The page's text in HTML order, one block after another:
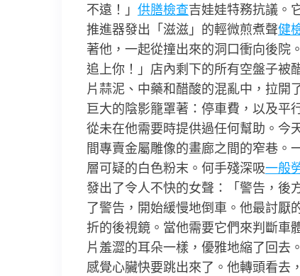
不遠！」 供膳檢查吉娃娃特務抗議。
推進器發出「滋滋」的輕微煎煮聲健
著他，一起從撞出來的洞口衝向後院
追上你！」店內剩下的所有空盤子被
片蒜泥、中藥和醋酸的混亂中，拉開
巨大的陰影籠罩著：停車費，以及平
從未在他需要時提供過任何幫助。今
間專賣金屬雕像的畫廊之間的窄巷。
層可疑的白色粉末。何手殘深吸一般
發出了令人不快的女聲：「警告，後
了警告，開始緩慢地倒車。他最討厭
折的後視鏡。當他需要它們來判斷車
片羞澀的耳朵一樣，優雅地縮了回去
感覺心臟快要跳出來了。他轉頭看去